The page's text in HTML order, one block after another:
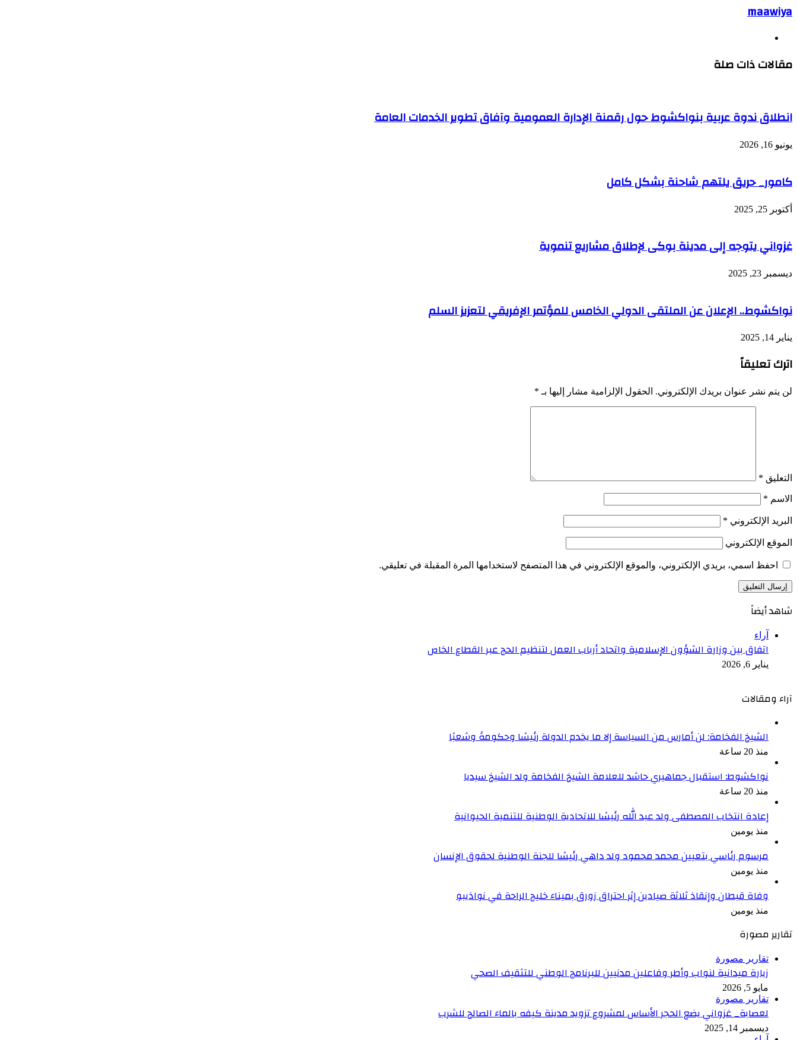
maawiya
مقالات ذات صلة
انطلاق ندوة عربية بنواكشوط حول رقمنة الإدارة العمومية وآفاق تطوير الخدمات العامة
يونيو 16, 2026
كامور_ حريق يلتهم شاحنة بشكل كامل
أكتوبر 25, 2025
غزواني يتوجه إلى مدينة بوكى لإطلاق مشاريع تنموية
ديسمبر 23, 2025
نواكشوط.. الإعلان عن الملتقى الدولي الخامس للمؤتمر الإفريقي لتعزيز السلم
يناير 14, 2025
اترك تعليقاً
لن يتم نشر عنوان بريدك الإلكتروني. الحقول الإلزامية مشار إليها بـ *
التعليق *
الاسم *
البريد الإلكتروني *
الموقع الإلكتروني
احفظ اسمي، بريدي الإلكتروني، والموقع الإلكتروني في هذا المتصفح لاستخدامها المرة المقبلة في تعليقي.
شاهد أيضاً
آراء
اتفاق بين وزارة الشؤون الإسلامية واتحاد أرباب العمل لتنظيم الحج عبر القطاع الخاص
يناير 6, 2026
آراء ومقالات
الشيخ الفخامة: لن أمارس من السياسة إلا ما يخدم الدولة رئيسًا وحكومةً وشعبًا
منذ 20 ساعة
نواكشوط: استقبال جماهيري حاشد للعلامة الشيخ الفخامة ولد الشيخ سيديا
منذ 20 ساعة
إعادة انتخاب المصطفى ولد عبد الله رئيسًا للاتحادية الوطنية للتنمية الحيوانية
منذ يومين
مرسوم رئاسي بتعيين محمد محمود ولد داهي رئيسًا للجنة الوطنية لحقوق الإنسان
منذ يومين
وفاة قبطان وإنقاذ ثلاثة صيادين إثر احتراق زورق بميناء خليج الراحة في نواذيبو
منذ يومين
تقارير مصورة
تقارير مصورة
زيارة ميدانية لنواب وأطر وفاعلين مدنيين للبرنامج الوطني للتثقيف الصحي
مايو 5, 2026
تقارير مصورة
لعصابة_ غزواني يضع الحجر الأساس لمشروع تزويد مدينة كيفه بالماء الصالح للشرب
ديسمبر 14, 2025